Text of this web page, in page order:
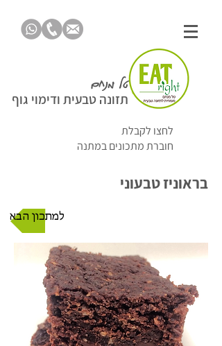
טל מנחם
תזונה טבעית ודימוי גוף
לחצו לקבלת
חוברת מתכונים במתנה
בראוניז טבעוני
למתכון הבא